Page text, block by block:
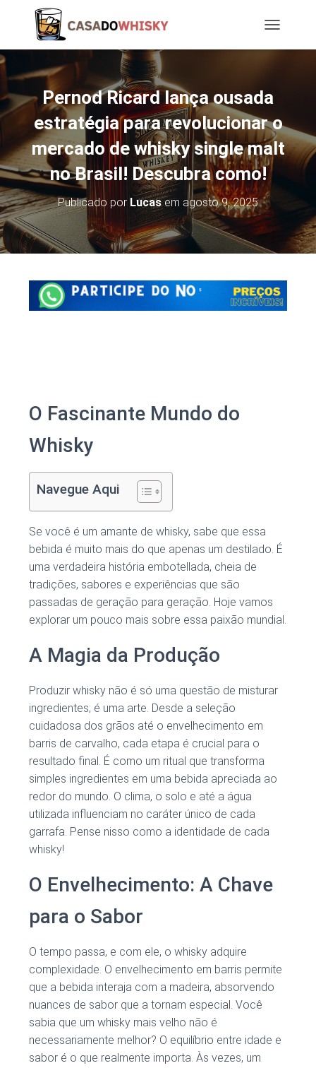
O
E
A
V
I
G
I
Pernod Ricard lança ousada
estratégia para revolucionar o
mercado de whisky single malt
no Brasil! Descubra como!
Publicado por Lucasem agosto 9, 2025
O Fascinante Mundo do
Whisky
Navegue Aqui
Se você é um amante de whisky, sabe que essa
bebida é muito mais do que apenas um destilado. É
uma verdadeira história embotellada, cheia de
tradições, sabores e experiências que são
passadas de geração para geração. Hoje vamos
explorar um pouco mais sobre essa paixão mundial.
A Magia da Produção
Produzir whisky não é só uma questão de misturar
ingredientes; é uma arte. Desde a seleção
cuidadosa dos grãos até o envelhecimento em
barris de carvalho, cada etapa é crucial para o
resultado final. É como um ritual que transforma
simples ingredientes em uma bebida apreciada ao
redor do mundo. O clima, o solo e até a água
utilizada influenciam no caráter único de cada
garrafa. Pense nisso como a identidade de cada
whisky!
O Envelhecimento: A Chave
para o Sabor
O tempo passa, e com ele, o whisky adquire
complexidade. O envelhecimento em barris permite
que a bebida interaja com a madeira, absorvendo
nuances de sabor que a tornam especial. Você
sabia que um whisky mais velho não é
necessariamente melhor? O equilíbrio entre idade e
sabor é o que realmente importa. Às vezes, um